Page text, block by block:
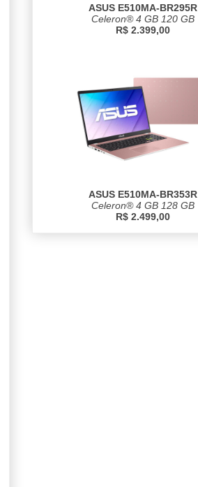
ASUS E510MA-BR295R
Celeron® 4 GB 120 GB
R$ 2.399,00
ASUS E510MA-BR353R
Celeron® 4 GB 128 GB
R$ 2.499,00